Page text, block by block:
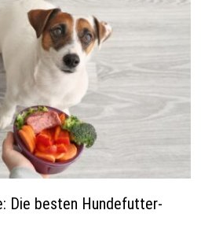
Die besten Hundefutter-